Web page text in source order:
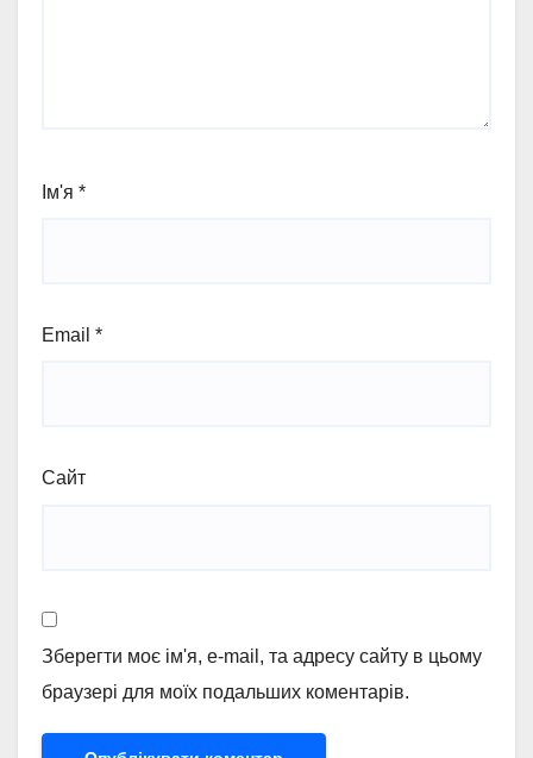
Ім'я *
Email *
Сайт
Зберегти моє ім'я, e-mail, та адресу сайту в цьому
браузері для моїх подальших коментарів.